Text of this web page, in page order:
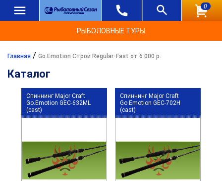
0
РЫБОЛОВНЫЕ ТУРЫ
Главная / Go.Emotion Строй Regular-Fast от 6 000 р.
Каталог
Спиннинг Major Craft
Go.Emotion GEC-632ML
(cast)
Спиннинг Major Craft
Go.Emotion GEC-702H
(cast)